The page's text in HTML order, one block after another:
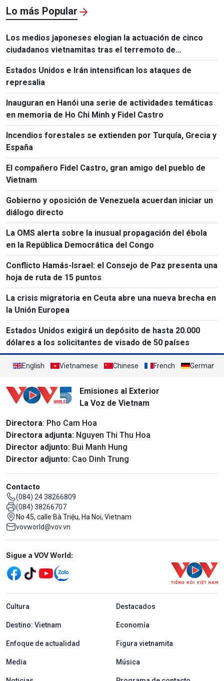
Lo más Popular
Los medios japoneses elogian la actuación de cinco
ciudadanos vietnamitas tras el terremoto de
Kumamoto
Estados Unidos e Irán intensifican los ataques de
represalia
Inauguran en Hanói una serie de actividades temáticas
en memoria de Ho Chi Minh y Fidel Castro
Incendios forestales se extienden por Turquía, Grecia y
España
El compañero Fidel Castro, gran amigo del pueblo de
Vietnam
Gobierno y oposición de Venezuela acuerdan iniciar un
diálogo directo
La OMS alerta sobre la inusual propagación del ébola
en la República Democrática del Congo
Conflicto Hamás-Israel: el Consejo de Paz presenta una
hoja de ruta de 15 puntos
La crisis migratoria en Ceuta abre una nueva brecha en
la Unión Europea
Estados Unidos exigirá un depósito de hasta 20.000
dólares a los solicitantes de visado de 50 países
English Vietnamese Chinese French German
Emisiones al Exterior
La Voz de Vietnam
Directora: Pho Cam Hoa
Directora adjunta: Nguyen Thi Thu Hoa
Director adjunto: Bui Manh Hung
Director adjunto: Cao Dinh Trung
Contacto
(084) 24 38266809
(084) 38266707
No 45, calle Bà Triệu, Ha Noi, Vietnam
vovworld@vov.vn
Mạng xã hội
Sigue a VOV World:
menu footer tiếng Tây ban nha
Cultura Destacados
Destino: Vietnam Economía
Enfoque de actualidad Figura vietnamita
Media Música